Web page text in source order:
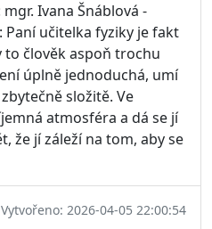
Ivana Šnáblová -
učitelka fyziky je fakt
to člověk aspoň trochu
úplně jednoduchá, umí
složitě. Ve
atmosféra a dá se jí
že jí záleží na tom, aby se
Vytvořeno: 2026-04-05 22:00:54